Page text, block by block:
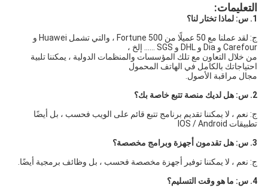
التعليمات:
1. س: لماذا تختار لنا؟
Carefour و Dia و DHL و SGS ...... إلخ ،
احتياجاتك بالكامل في الهاتف المحمول
مجال مراقبة الأصول.
2. س: هل لديك منصة تتبع خاصة بك؟
تطبيقات IOS / Android
3. س: هل تقدمون أجهزة وبرامج مخصصة؟
ج: نعم ، لا يمكننا توفير أجهزة مخصصة فحسب ، بل وظائف برمجية أيضًا.
4. س: ما هو وقت التسليم؟